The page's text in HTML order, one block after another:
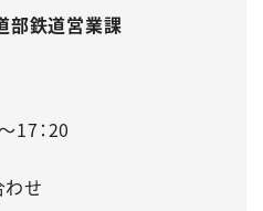
鉄道営業課
17：20
わせ